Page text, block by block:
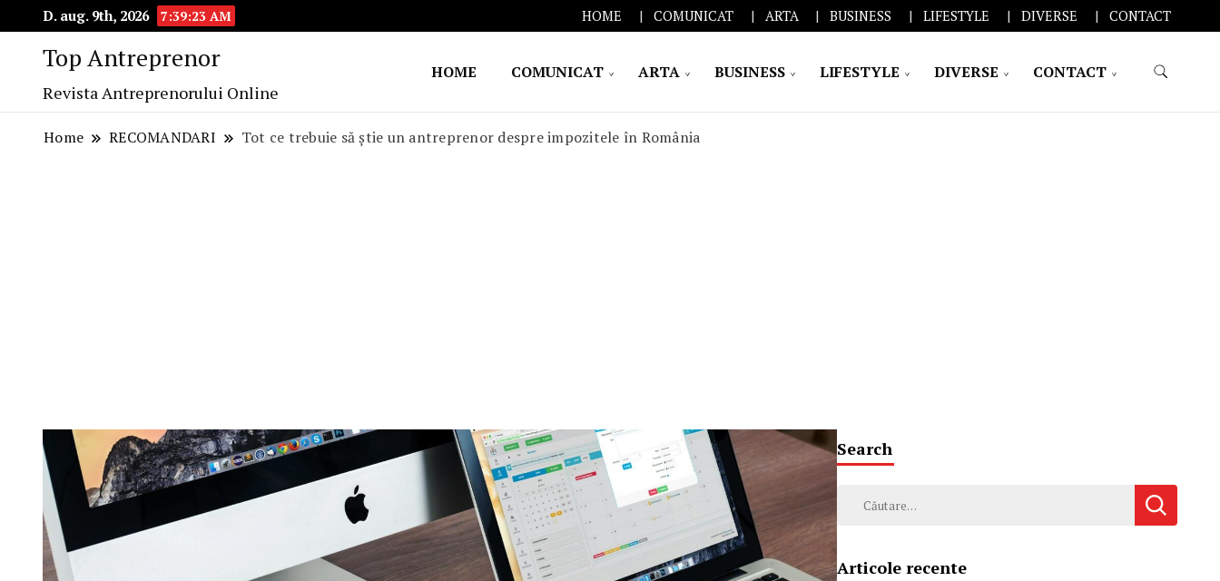
D. aug. 9th, 2026 7:39:24 AM HOME COMUNICAT ARTA BUSINESS LIFESTYLE DIVERSE CONTACT
Top Antreprenor
Revista Antreprenorului Online
HOME COMUNICAT ARTA BUSINESS LIFESTYLE DIVERSE CONTACT
Home RECOMANDARI Tot ce trebuie să știe un antreprenor despre impozitele în România
Search
Caută
după:
Articole recente